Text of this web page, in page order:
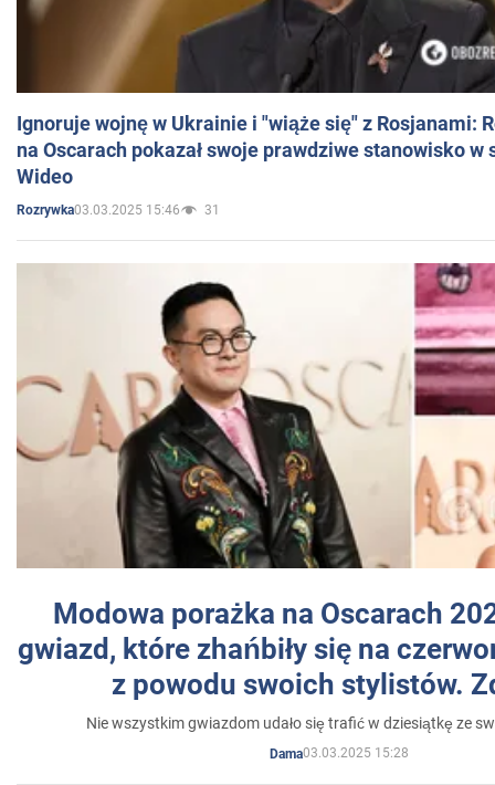
Ignoruje wojnę w Ukrainie i "wiąże się" z Rosjanami:
na Oscarach pokazał swoje prawdziwe stanowisko w
Wideo
Rozrywka03.03.2025 15:46 31
Modowa porażka na Oscarach
gwiazd, które zhańbiły się na
z powodu swoich stylistów.
Nie wszystkim gwiazdom udało się trafić w dziesiątkę ze
Dama03.03.2025 15:28